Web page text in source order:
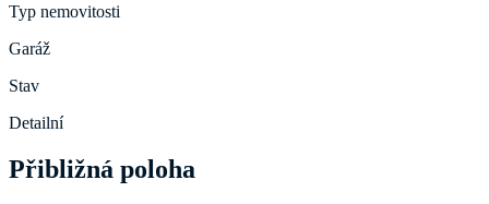
Typ nemovitosti
Garáž
Stav
Detailní
Přibližná poloha